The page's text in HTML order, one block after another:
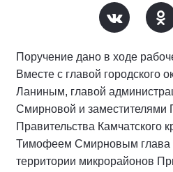
Поручение дано в ходе
Вместе с главой городского
Ланиным, главой
Смирновой и заместителями
Правительства Камчатского
Тимофеем Смирновым глава
территории микрорайонов